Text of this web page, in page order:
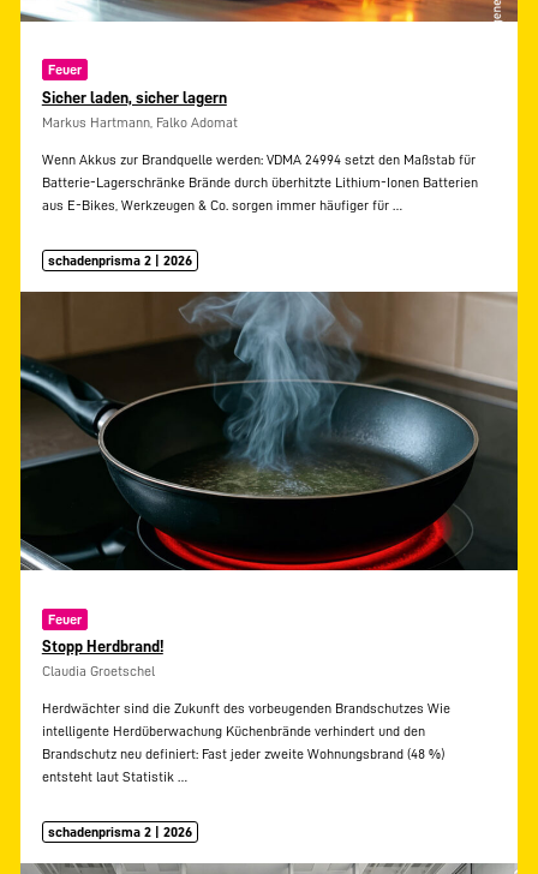
Feuer
Sicher laden, sicher lagern
Markus Hartmann, Falko Adomat
Wenn Akkus zur Brandquelle werden: VDMA 24994 setzt den Maßstab für
Batterie-Lagerschränke Brände durch überhitzte Lithium-Ionen Batterien
aus E-Bikes, Werkzeugen & Co. sorgen immer häufiger für
schadenprisma 2 | 2026
Feuer
Stopp Herdbrand!
Claudia Groetschel
Herdwächter sind die Zukunft des vorbeugenden Brandschutzes Wie
intelligente Herdüberwachung Küchenbrände verhindert und den
Brandschutz neu definiert: Fast jeder zweite Wohnungsbrand (48 %)
entsteht laut Statistik
schadenprisma 2 | 2026